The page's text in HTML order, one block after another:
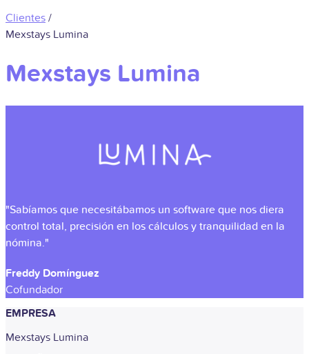
Clientes /
Mexstays Lumina
Mexstays Lumina
"Sabíamos que necesitábamos un software que nos diera
control total, precisión en los cálculos y tranquilidad en la
nómina."
Freddy Domínguez
Cofundador
EMPRESA
Mexstays Lumina